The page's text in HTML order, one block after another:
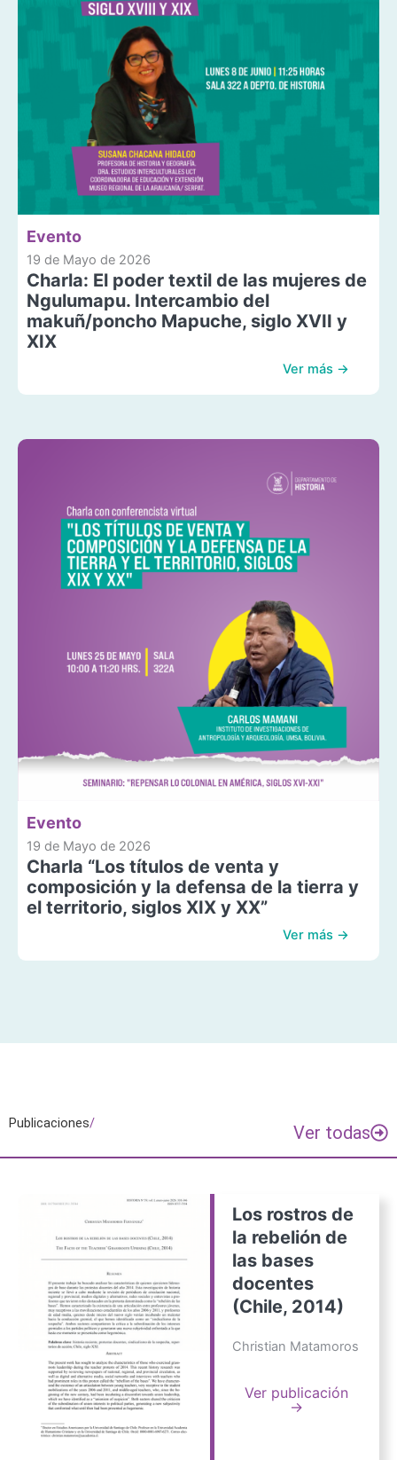
Evento
19 de Mayo de 2026
Charla: El poder textil de las mujeres de
Ngulumapu. Intercambio del
makuñ/poncho Mapuche, siglo XVII y
XIX
Ver más →
Evento
19 de Mayo de 2026
Charla “Los títulos de venta y
composición y la defensa de la tierra y
el territorio, siglos XIX y XX”
Ver más →
Publicaciones/ Ver todas
Los rostros de
la rebelión de
las bases
docentes
(Chile, 2014)
Christian Matamoros
Ver publicación
→